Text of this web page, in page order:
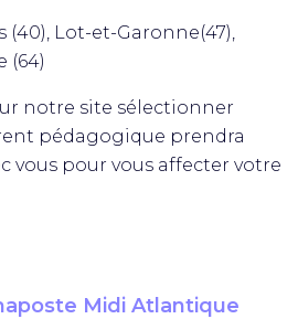
(40), Lot-et-Garonne(47),
(64)
notre site sélectionner
pédagogique prendra
vous pour vous affecter votre
Midi Atlantique